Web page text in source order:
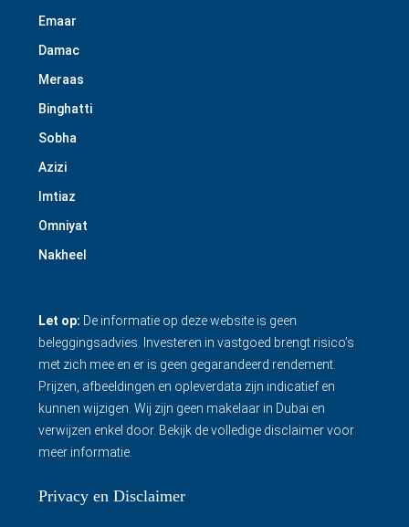
Emaar
Damac
Meraas
Binghatti
Sobha
Azizi
Imtiaz
Omniyat
Nakheel
Let op: De informatie op deze website is geen
beleggingsadvies. Investeren in vastgoed brengt risico’s
met zich mee en er is geen gegarandeerd rendement.
Prijzen, afbeeldingen en opleverdata zijn indicatief en
kunnen wijzigen. Wij zijn geen makelaar in Dubai en
verwijzen enkel door. Bekijk de volledige disclaimervoor
meer informatie.
Privacy en Disclaimer